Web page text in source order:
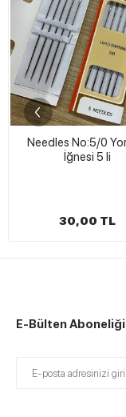
Needles No:5/0
İğnesi 5 li
30,00 TL
E-Bülten Aboneliği